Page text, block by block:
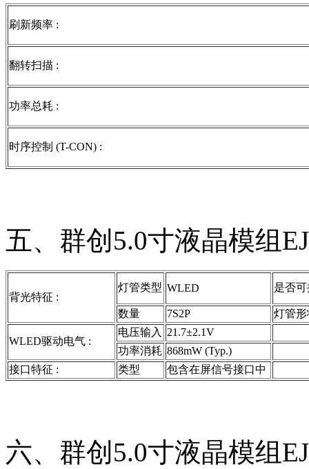
刷新频率 :
翻转扫描 :
功率总耗 :
时序控制 (T-CON) :
五、群创5.0寸液晶模组
背光特征 :
灯管类型 WLED 是否
数量 7S2P 灯管形
WLED驱动电气 :
电压输入
21.7±2.1V
功率消耗 868mW (Typ.)
接口特征 :
类型 包含在屏信号接口中
六、群创5.0寸液晶模组